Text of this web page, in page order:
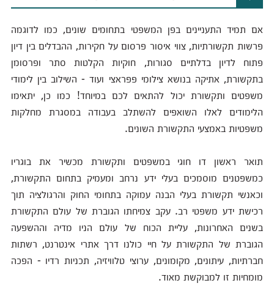
אם תמיד התעניינים בפן המשפטי בתחומים שונים, כמו לדוגמה
פרשות תקשורתיות, צווי איסור פרסום על חקירות, ההבדלים בין דיון
פתוח לדיון בדלתיים סגורות, חוקיות הקלטות סתר ופרסומן
בתקשורת, אתיקה בנושא צילומי פפראצי ועוד - השילוב בין לימודי
משפטים ותקשורת יכול להתאים לכם במיוחד! כמו כן, יתאימו
הלימודים לאלו השואפים להשתלב בעבודה במסגרת מחלקות
משפטיות באמצעי התקשורת השונים.
תואר ראשון דו חוגי במשפטים ותקשורת מכשיר את בוגריו
כמשפטנים מוסמכים בעלי ידע נרחב ומעמיק בתחום התקשורת,
וכאנשי תקשורת בעלי הבנה עמוקה בתחומי החוק והרגולציה תוך
רכישת ידע משפטי רב. עקב צמיחתו הגוברת של עולם התקשורת
בשנים האחרונות, עליית הכוח של עולם הניו מדיה וההשפעה
הגוברת של התקשורת על חיי כולנו דרך אתרי אינטרנט, רשתות
חברתיות, עיתונים, מקומונים, ערוצי טלוויזיה, תכניות רדיו - הפכה
מומחיות זו למבוקשת מאוד.